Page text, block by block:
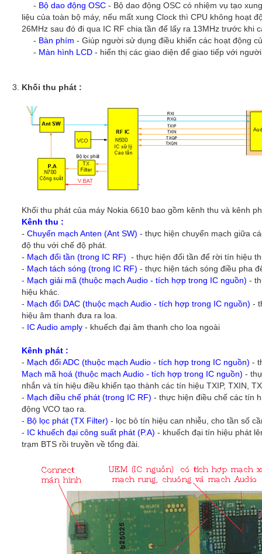
- Bộ dao động OSC - Bộ dao động OSC có nhiệm vụ tạo
liệu của toàn bộ máy, nếu mất xung Clock thì CPU không hoạt
26MHz sau đó đi qua IC RF chia tần để lấy ra 13MHz trước khi
- Bàn phím - Giúp người sử dụng điều khiển các hoạt động
- Màn hình LCD - hiển thị các giao diện để giao tiếp với
Khối thu phát :
Khối thu phát của máy Nokia 6610 bao gồm kênh thu và kênh
Kênh thu :
- Chuyển mạch Anten (Ant SW) - thực hiện chuyển mạch giữa
độ thu với chế độ phát.
- Mạch đổi tần (trong IC RF) - thực hiện đổi tần để rời tín hiệu
- Mạch tách sóng (trong IC RF) - thực hiện tách sóng điều pha
- Mạch giải mã (thuộc mạch Audio - tích hợp trong IC nguồn) -
hiệu khác.
- Mạch đổi DAC (thuộc mạch Audio - tích hợp trong IC nguồn) -
hiệu âm thanh đưa ra loa.
- IC Audio amply - khuếch đại âm thanh cho loa ngoài
Kênh phát :
- Mạch đổi ADC (thuộc mạch Audio - tích hợp trong IC nguồn) -
Mạch mã hoá (thuộc mạch Audio - tích hợp trong IC nguồn) -
nhắn và tín hiệu điều khiển tạo thành các tín hiệu TXIP, TXIN,
- Mạch điều chế phát (trong IC RF) - thực hiện điều chế các tín
động VCO tạo ra.
- Bộ lọc phát (TX Filter) - lọc bỏ tín hiệu can nhiễu, cho tần số
- IC khuếch đại công suất phát (P.A) - khuếch đại tín hiệu phát
trạm BTS rồi truyền về tổng đài.